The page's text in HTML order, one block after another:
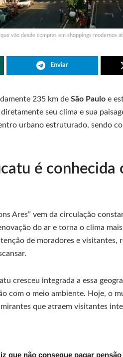
vão desde compras em shoppings modernos
Enviar
235 km de São Paulo e
seu clima e sua
urbano estruturado, sendo
é conhecida
Ares” vem da circulação
do ar e torna o clima
de moradores e visitantes,
cresceu integrada a essa
com o meio ambiente. Hoje, o
que atraem visitantes
que não consegue pagar